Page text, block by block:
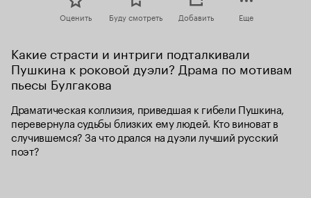
Оценить Буду смотреть Добавить Еще
Какие страсти и интриги подталкивали
Пушкина к роковой дуэли? Драма по мотивам
пьесы Булгакова
Драматическая коллизия, приведшая к гибели Пушкина,
перевернула судьбы близких ему людей. Кто виноват в
случившемся? За что дрался на дуэли лучший русский
поэт?